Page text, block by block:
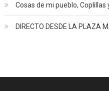
Cosas de mi pueblo,
DIRECTO DESDE LA PLAZA